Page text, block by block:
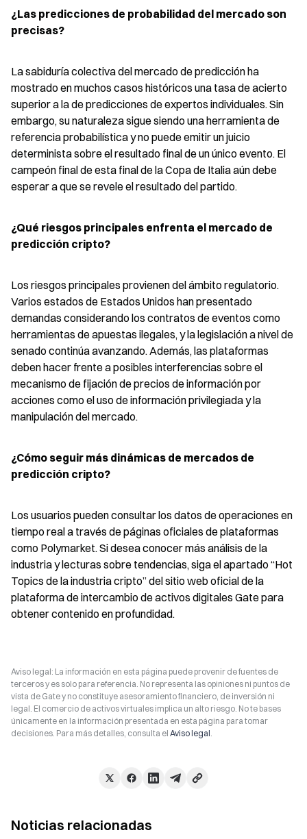
¿Las predicciones de probabilidad del mercado son
precisas?
La sabiduría colectiva del mercado de predicción ha
mostrado en muchos casos históricos una tasa de acierto
superior a la de predicciones de expertos individuales. Sin
embargo, su naturaleza sigue siendo una herramienta de
referencia probabilística y no puede emitir un juicio
determinista sobre el resultado final de un único evento. El
campeón final de esta final de la Copa de Italia aún debe
esperar a que se revele el resultado del partido.
¿Qué riesgos principales enfrenta el mercado de
predicción cripto?
Los riesgos principales provienen del ámbito regulatorio.
Varios estados de Estados Unidos han presentado
demandas considerando los contratos de eventos como
herramientas de apuestas ilegales, y la legislación a nivel de
senado continúa avanzando. Además, las plataformas
deben hacer frente a posibles interferencias sobre el
mecanismo de fijación de precios de información por
acciones como el uso de información privilegiada y la
manipulación del mercado.
¿Cómo seguir más dinámicas de mercados de
predicción cripto?
Los usuarios pueden consultar los datos de operaciones en
tiempo real a través de páginas oficiales de plataformas
como Polymarket. Si desea conocer más análisis de la
industria y lecturas sobre tendencias, siga el apartado “Hot
Topics de la industria cripto” del sitio web oficial de la
plataforma de intercambio de activos digitales Gate para
obtener contenido en profundidad.
Aviso legal: La información en esta página puede provenir de fuentes de
terceros y es solo para referencia. No representa las opiniones ni puntos de
vista de Gate y no constituye asesoramiento financiero, de inversión ni
legal. El comercio de activos virtuales implica un alto riesgo. No te bases
únicamente en la información presentada en esta página para tomar
decisiones. Para más detalles, consulta el Aviso legal.
Noticias relacionadas